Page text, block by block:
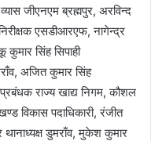
जीएनएम ब्रह्मपुर, अरविन्द
एसडीआरएफ, नागेन्द्र
सिंह सिपाही
अजित कुमार सिंह
राज्य खाद्य निगम, कौशल
विकास पदाधिकारी, रंजीत
थानाध्यक्ष डुमराँव, मुकेश कुमार